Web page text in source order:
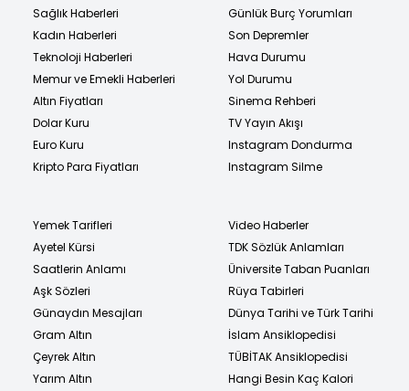
Sağlık Haberleri
Kadın Haberleri
Teknoloji Haberleri
Memur ve Emekli Haberleri
Altın Fiyatları
Dolar Kuru
Euro Kuru
Kripto Para Fiyatları
Günlük Burç Yorumları
Son Depremler
Hava Durumu
Yol Durumu
Sinema Rehberi
TV Yayın Akışı
Instagram Dondurma
Instagram Silme
Yemek Tarifleri
Ayetel Kürsi
Saatlerin Anlamı
Aşk Sözleri
Günaydın Mesajları
Gram Altın
Çeyrek Altın
Yarım Altın
Video Haberler
TDK Sözlük Anlamları
Üniversite Taban Puanları
Rüya Tabirleri
Dünya Tarihi ve Türk Tarihi
İslam Ansiklopedisi
TÜBİTAK Ansiklopedisi
Hangi Besin Kaç Kalori